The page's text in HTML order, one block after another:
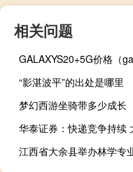
相关问题
“影湛波平”的出处是哪里
梦幻西游坐骑带多少成长